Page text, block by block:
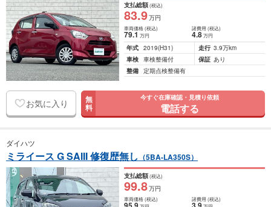
支払総額(税込)
83.9万円
車両価格(税込)
79.1万円
諸費用 (税込)
4.8 万円
年式 2019(H31) 走行 3.9万km
車検 車検整備付 保証 あり
整備 定期点検整備有
お気に入り 無
料
今すぐ在庫確認・見積り依頼
電話する
ダイハツ
ミライース G SAIII 修復歴無し （5BA-LA350S）
支払総額(税込)
99.8万円
車両価格(税込) 諸費用 (税込)